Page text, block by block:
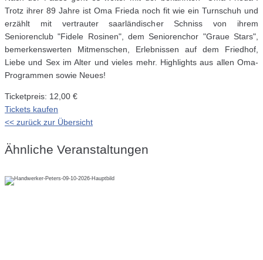
Trotz ihrer 89 Jahre ist Oma Frieda noch fit wie ein Turnschuh und
erzählt mit vertrauter saarländischer Schniss von ihrem
Seniorenclub "Fidele Rosinen", dem Seniorenchor "Graue Stars",
bemerkenswerten Mitmenschen, Erlebnissen auf dem Friedhof,
Liebe und Sex im Alter und vieles mehr. Highlights aus allen Oma-
Programmen sowie Neues!
Ticketpreis: 12,00 €
Tickets kaufen
<< zurück zur Übersicht
Ähnliche Veranstaltungen